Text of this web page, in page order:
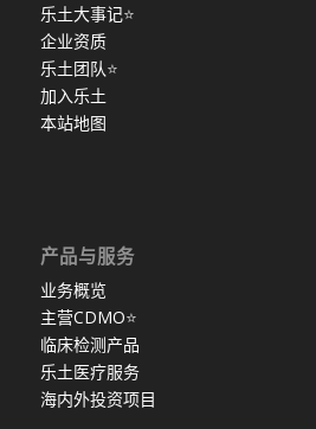
乐土大事记⭐
企业资质
乐土团队⭐
加入乐土
本站地图
产品与服务
业务概览
主营CDMO⭐
临床检测产品
乐土医疗服务
海内外投资项目